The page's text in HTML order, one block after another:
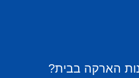
הארקה בבית?